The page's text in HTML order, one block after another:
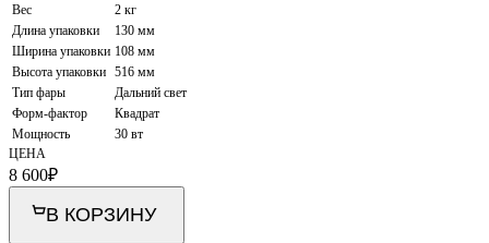
Вес
2 кг
Длина упаковки
130 мм
Ширина упаковки 108 мм
Высота упаковки 516 мм
Тип фары
Дальний свет
Форм-фактор
Квадрат
Мощность
30 вт
ЦЕНА
8 600₽
В КОРЗИНУ